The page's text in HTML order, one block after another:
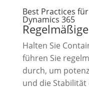
Best Practices
Dynamics 365
Halten Sie
führen Sie
durch, um
und die Stabilität